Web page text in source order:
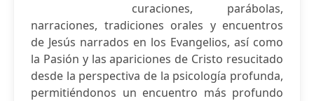
curaciones, parábolas,
narraciones, tradiciones orales y encuentros
de Jesús narrados en los Evangelios, así como
la Pasión y las apariciones de Cristo resucitado
desde la perspectiva de la psicología profunda,
permitiéndonos un encuentro más profundo